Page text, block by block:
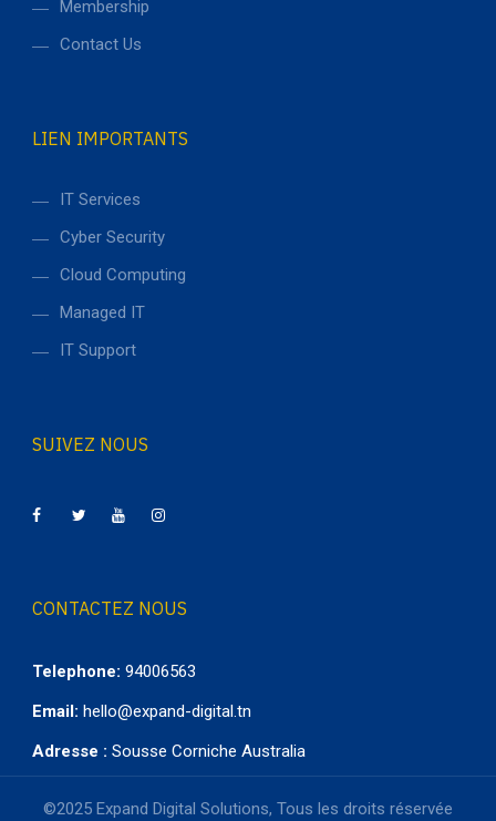
Membership
Contact Us
LIEN IMPORTANTS
IT Services
Cyber Security
Cloud Computing
Managed IT
IT Support
SUIVEZ NOUS
CONTACTEZ NOUS
Telephone: 94006563
Email: hello@expand-digital.tn
Adresse : Sousse Corniche Australia
©2025 Expand Digital Solutions, Tous les droits réservée